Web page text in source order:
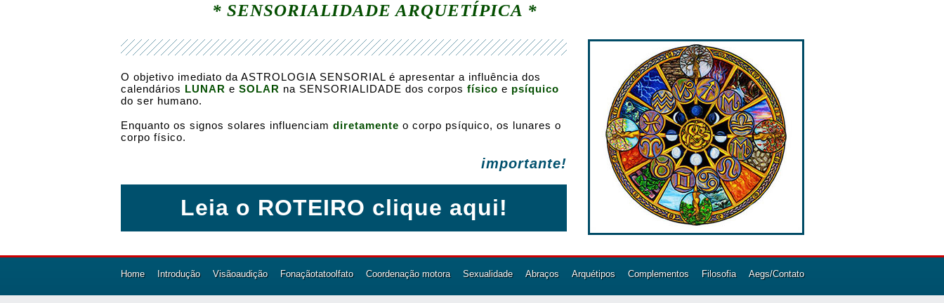
* SENSORIALIDADE ARQUETÍPICA *
O objetivo imediato da ASTROLOGIA SENSORIAL é apresentar a influência dos
calendários LUNAR e SOLAR na SENSORIALIDADE dos corpos físico e psíquico
do ser humano.
Enquanto os signos solares influenciam diretamente o corpo psíquico, os lunares o
corpo físico.
importante!
Leia o ROTEIRO clique aqui!
Home Introdução Visãoaudição Fonaçãotatoolfato Coordenação motora Sexualidade Abraços Arquétipos Complementos Filosofia Aegs/Contato